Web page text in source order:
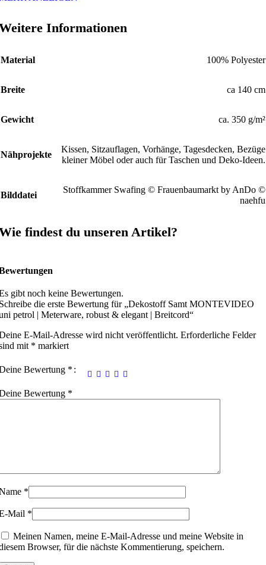
Informationen
Material 100% Polyester
Breite ca 140 cm
Gewicht ca. 350 g/m²
Nähprojekte
Kissen, Sitzauflagen, Vorhänge, Tagesdecken, Bezüge
kleiner Möbel oder auch für Taschen und Deko-Ideen.
Bilddatei
Stoffkammer Swafing © Frauenbaumarkt by AnDo ©
naehfu
findest du unseren Artikel?
gibt noch keine Bewertungen.
die erste Bewertung für „Dekostoff Samt MONTEVIDEO
petrol | Meterware, robust & elegant | Breitcord“
E-Mail-Adresse wird nicht veröffentlicht. Erforderliche Felder
mit * markiert
Bewertung *
Bewertung *
*
Mail *
Meinen Namen, meine E-Mail-Adresse und meine Website in
Browser, für die nächste Kommentierung, speichern.